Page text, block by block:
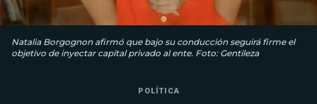
Natalia Borgognon afirmó que bajo su conducción seguirá firme el
objetivo de inyectar capital privado al ente. Foto: Gentileza
POLÍTICA